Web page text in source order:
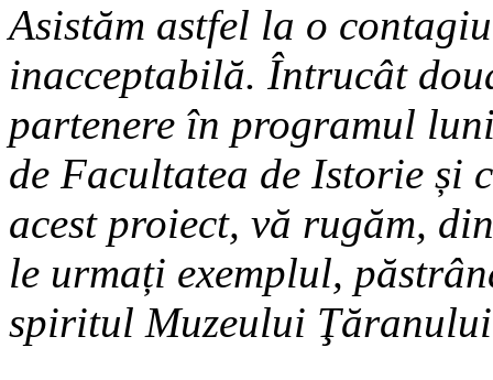
Asistăm astfel la o
inacceptabilă. Întrucât
partenere în programul
de Facultatea de Istorie și
acest proiect, vă rugăm,
le urmați exemplul,
spiritul Muzeului